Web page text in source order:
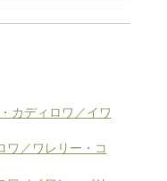
カディロワ／イワ
ワ／ワレリー・コ